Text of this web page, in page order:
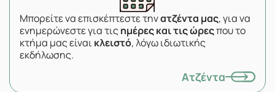
Μπορείτε να επισκέπτεστε τηνατζέντα μας, για να
ενημερώνεστε για τιςημέρες και τις ώρεςπου το
κτήμα μας είναικλειστό, λόγω ιδιωτικής
εκδήλωσης.
Ατζέντα